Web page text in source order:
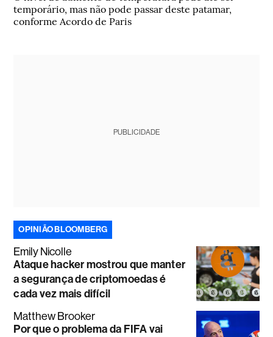
ESG
Aquecimento global pode ser de mais de 1,5°C nos
OPINIÃO BLOOMBERG
Emily Nicolle
Ataque hacker mostrou que manter